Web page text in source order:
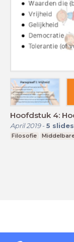
Hoofdstuk 4:
April 2019- 5 slides
Filosofie